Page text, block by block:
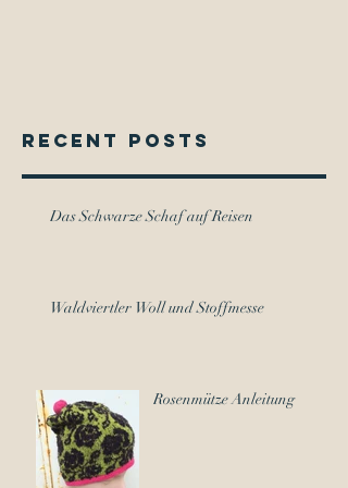
Recent Posts
Das Schwarze Schaf auf Reisen
Waldviertler Woll und Stoffmesse
Rosenmütze Anleitung